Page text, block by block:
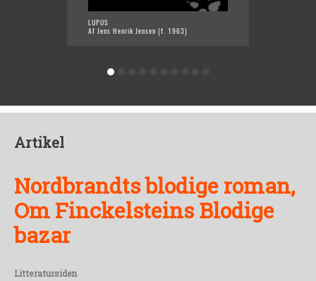
LUPUS
Af Jens Henrik Jensen (f. 1963)
Artikel
Nordbrandts blodige roman,
Om Finckelsteins Blodige
bazar
Litteratursiden